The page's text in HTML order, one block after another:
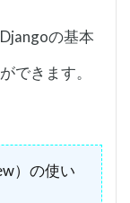
の基本
できます。
）の使い